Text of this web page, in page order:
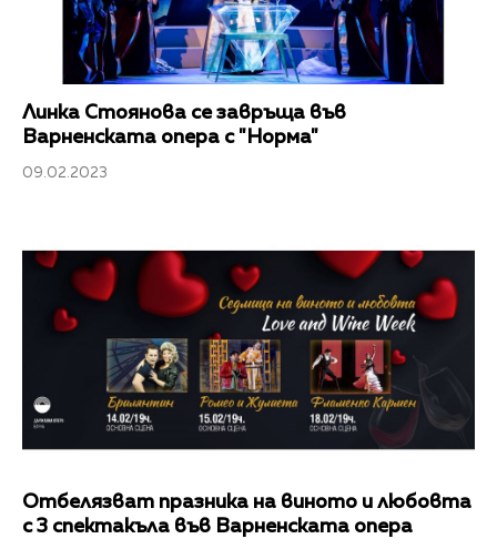
Линка Стоянова се завръща във
Варненската опера с "Норма"
09.02.2023
Отбелязват празника на виното и любовта
с 3 спектакъла във Варненската опера